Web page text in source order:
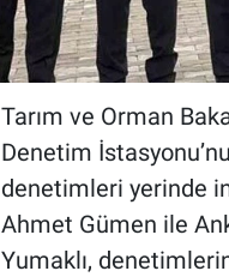
Tarım ve Orman
Denetim
denetimleri yerinde
Ahmet Gümen ile
Yumaklı,